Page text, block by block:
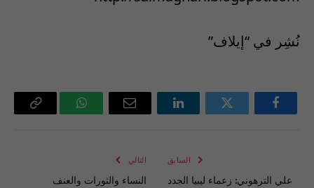
نُشِر في “إيلاف”
فيسبوك تويتر لينكدإن
البريد
واتساب Copy
السابق
علي الترهوني: زعماء ليبيا الجدد
التالي
النساء والثورات والعنف